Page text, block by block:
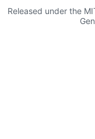
Released under the